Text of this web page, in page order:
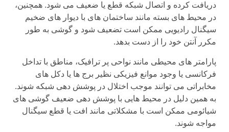
دریافت کرده و اتصال شبکه قطع یا ضعیف می شود. همچنین،
در محیط های بسته مانند ساختمان های با دیوار های ضخیم
سیگنال رادیویی ممکن است تضعیف شود و گوشی به طور
مکرر آنتن خود را از دست بدهد.
پارامتر های محیطی مانند نواحی پر ترافیک، مناطق با تداخل
فرکانسی یا وجود موانع فیزیکی نظیر برج ها یا دکل های
مخابراتی می توانند موجب اختلال در پوشش دهی شبکه شوند.
به همین دلیل در محیط هایی با پوشش دهی ضعیف گوشی های
شیائومی ممکن است با مشکلاتی مانند افت یا قطع سیگنال
مواجه شوند.